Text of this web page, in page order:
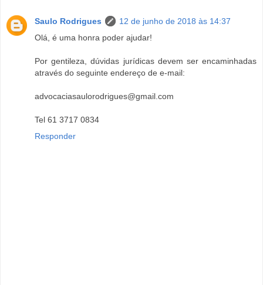
Saulo Rodrigues
12 de junho de 2018 às 14:37
Olá, é uma honra poder ajudar!
Por gentileza, dúvidas jurídicas devem ser encaminhadas
através do seguinte endereço de e-mail:
advocaciasaulorodrigues@gmail.com
Tel 61 3717 0834
Responder